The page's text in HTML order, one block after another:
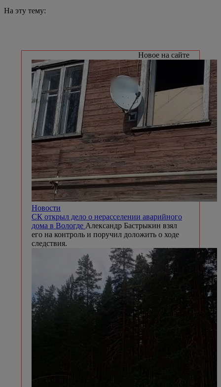
На эту тему:
Новое на сайте
Новости
СК открыл дело о нерасселении аварийного
дома в Вологде Александр Бастрыкин взял
его на контроль и поручил доложить о ходе
следствия.